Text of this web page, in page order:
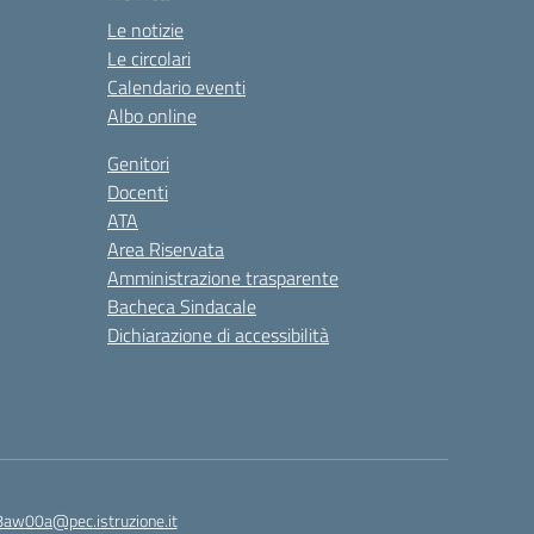
Le notizie
Le circolari
Calendario eventi
Albo online
Genitori
Docenti
ATA
Area Riservata
Amministrazione trasparente
Bacheca Sindacale
Dichiarazione di accessibilità